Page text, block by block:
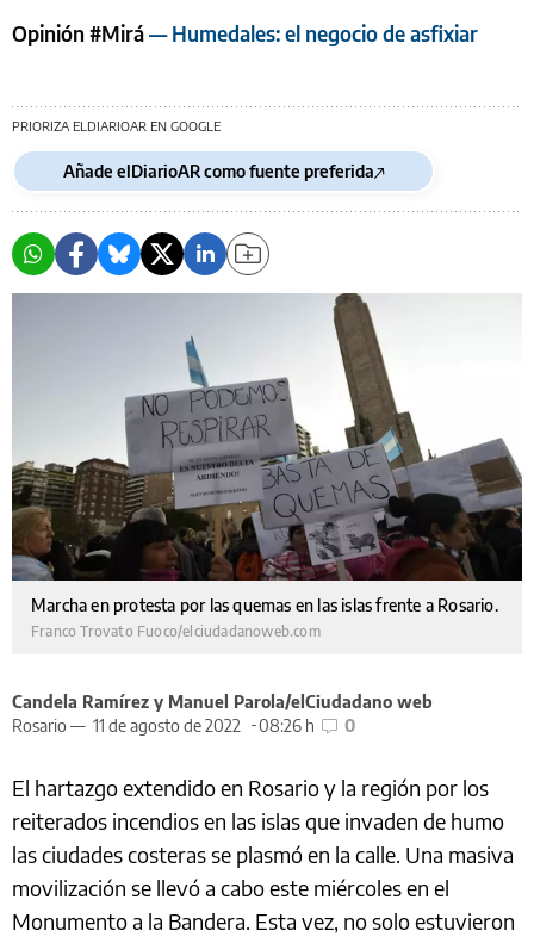
Opinión #Mirá— Humedales: el negocio de asfixiar
PRIORIZA ELDIARIOAR EN GOOGLE
Añade elDiarioAR como fuente preferida
Marcha en protesta por las quemas en las islas frente a Rosario.
Franco Trovato Fuoco/elciudadanoweb.com
Candela Ramírez y Manuel Parola/elCiudadano web
Rosario — 11 de agosto de 2022 08:26 h 0
El hartazgo extendido en Rosario y la región por los
reiterados incendios en las islas que invaden de humo
las ciudades costeras se plasmó en la calle. Una masiva
movilización se llevó a cabo este miércoles en el
Monumento a la Bandera. Esta vez, no solo estuvieron